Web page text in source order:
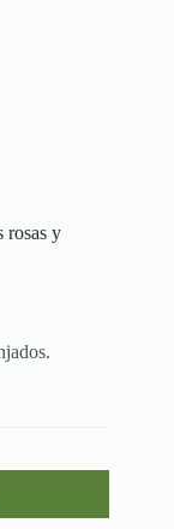
rosas y